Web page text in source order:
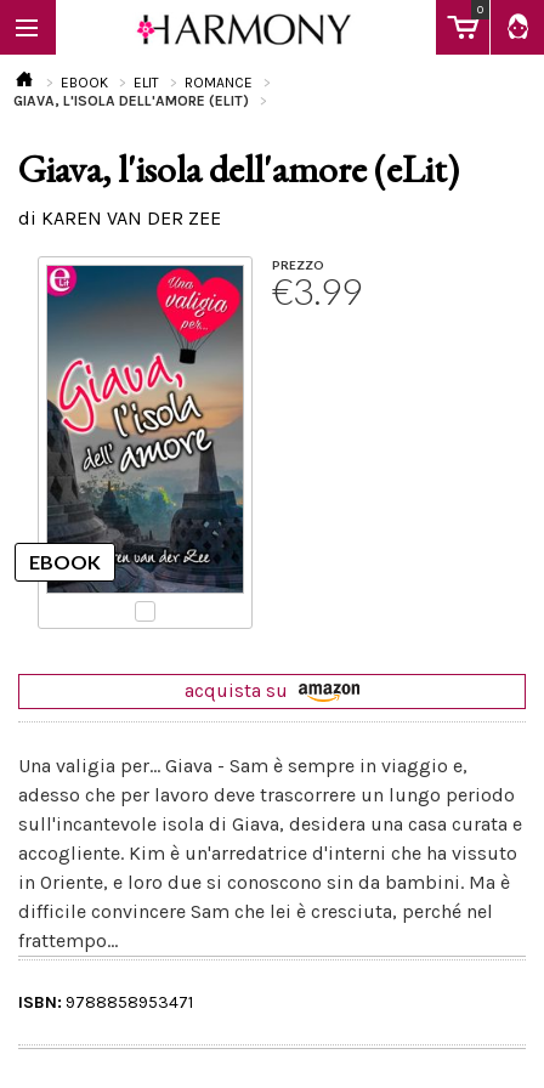
0
EBOOK
EBOOK ELIT
ROMANCE
GIAVA, L'ISOLA DELL'AMORE (ELIT)
Giava, l'isola dell'amore (eLit)
di KAREN VAN DER ZEE
PREZZO
€3.99
acquista su
Una valigia per... Giava - Sam è sempre in viaggio e,
adesso che per lavoro deve trascorrere un lungo periodo
sull'incantevole isola di Giava, desidera una casa curata e
accogliente. Kim è un'arredatrice d'interni che ha vissuto
in Oriente, e loro due si conoscono sin da bambini. Ma è
difficile convincere Sam che lei è cresciuta, perché nel
frattempo...
ISBN: 9788858953471